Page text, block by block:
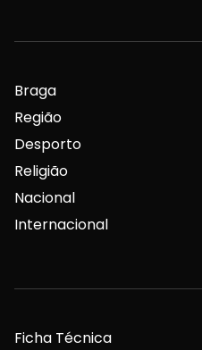
Braga
Região
Desporto
Religião
Nacional
Internacional
Ficha Técnica